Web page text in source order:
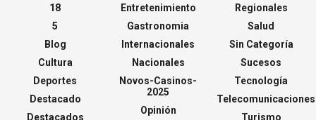
18
5
Blog
Cultura
Deportes
Destacado
Destacados
Entretenimiento
Gastronomia
Internacionales
Nacionales
Novos-Casinos-
2025
Opinión
Regionales
Salud
Sin Categoría
Sucesos
Tecnología
Telecomunicaciones
Turismo